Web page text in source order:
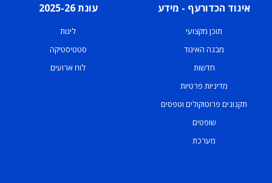
איגוד הכדורעף - מידע
תוכן מקצועי
מבנה האיגוד
חדשות
מדיניות פרטיות
תקנונים פרוטוקולים וטפסים
שופטים
מערכת
עונת 2025-26
ליגות
סטטיסטיקה
לוח ארועים